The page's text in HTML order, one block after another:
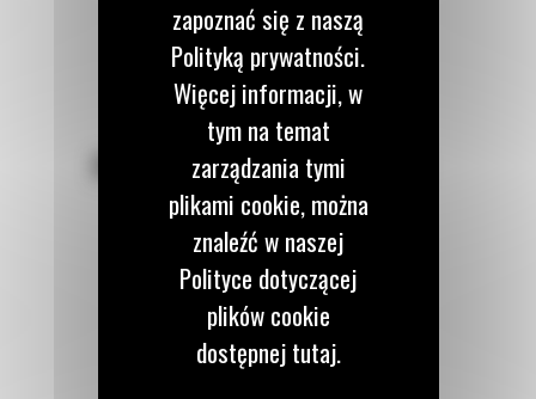
POZOSTAŃMY W KONTAKCIE
Zadzwoń do nas
122 100 122
zapoznać się z naszą
Polityką prywatności.
Więcej informacji, w
tym na temat
zarządzania tymi
plikami cookie, można
znaleźć w naszej
Polityce dotyczącej
plików cookie
dostępnej tutaj.